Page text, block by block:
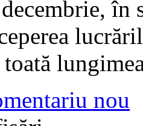
în
nou